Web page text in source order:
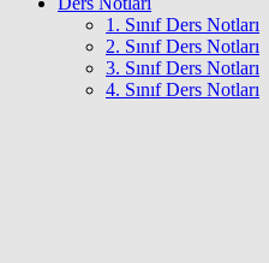
1. Sınıf Ders Notları
2. Sınıf Ders Notları
3. Sınıf Ders Notları
4. Sınıf Ders Notları